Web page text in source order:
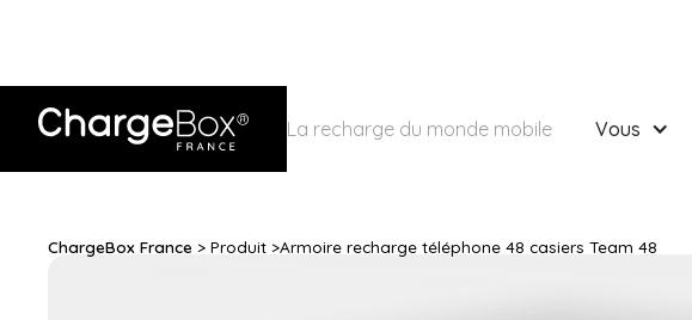
La recharge du monde mobile Vous
ChargeBox France > Produit >Armoire recharge téléphone 48 casiers Team 48